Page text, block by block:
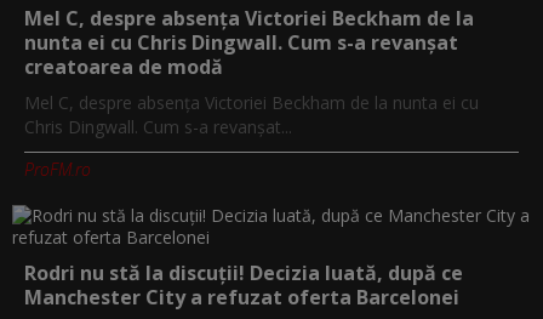
Mel C, despre absența Victoriei Beckham de la
nunta ei cu Chris Dingwall. Cum s-a revanșat
creatoarea de modă
Mel C, despre absența Victoriei Beckham de la nunta ei cu
Chris Dingwall. Cum s-a revanșat...
ProFM.ro
Rodri nu stă la discuții! Decizia luată, după ce
Manchester City a refuzat oferta Barcelonei